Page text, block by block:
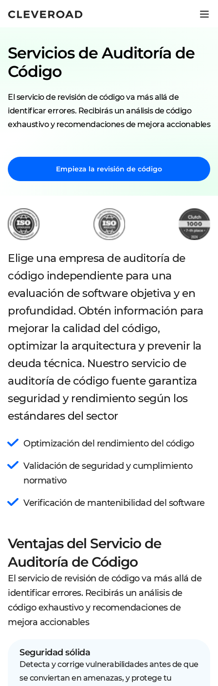
rápido.
Descubre el desarrollo asistido por IA
Servicios de Auditoría de
Código
El servicio de revisión de código va más allá de
identificar errores. Recibirás un análisis de código
exhaustivo y recomendaciones de mejora accionables
Empieza la revisión de código
Elige una empresa de auditoría de
código independiente para una
evaluación de software objetiva y en
profundidad. Obtén información para
mejorar la calidad del código,
optimizar la arquitectura y prevenir la
deuda técnica. Nuestro servicio de
auditoría de código fuente garantiza
seguridad y rendimiento según los
estándares del sector
Optimización del rendimiento del código
Validación de seguridad y cumplimiento
normativo
Verificación de mantenibilidad del software
Ventajas del Servicio de
Auditoría de Código
El servicio de revisión de código va más allá de
identificar errores. Recibirás un análisis de
código exhaustivo y recomendaciones de
mejora accionables
Seguridad sólida
Detecta y corrige vulnerabilidades antes de que
se conviertan en amenazas, y protege tu